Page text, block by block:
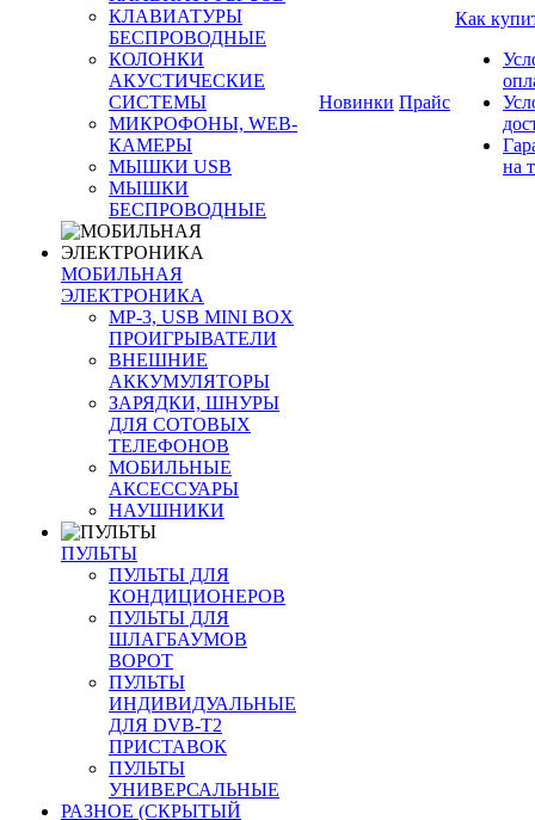
КЛАВИАТУРЫ
БЕСПРОВОДНЫЕ
КОЛОНКИ
АКУСТИЧЕСКИЕ
СИСТЕМЫ
МИКРОФОНЫ, WEB-
КАМЕРЫ
МЫШКИ USB
МЫШКИ
БЕСПРОВОДНЫЕ
МОБИЛЬНАЯ
ЭЛЕКТРОНИКА
MP-3, USB MINI BOX
ПРОИГРЫВАТЕЛИ
ВНЕШНИЕ
АККУМУЛЯТОРЫ
ЗАРЯДКИ, ШНУРЫ
ДЛЯ СОТОВЫХ
ТЕЛЕФОНОВ
МОБИЛЬНЫЕ
АКСЕССУАРЫ
НАУШНИКИ
ПУЛЬТЫ
ПУЛЬТЫ ДЛЯ
КОНДИЦИОНЕРОВ
ПУЛЬТЫ ДЛЯ
ШЛАГБАУМОВ
ВОРОТ
ПУЛЬТЫ
ИНДИВИДУАЛЬНЫЕ
ДЛЯ DVB-T2
ПРИСТАВОК
ПУЛЬТЫ
УНИВЕРСАЛЬНЫЕ
РАЗНОЕ (СКРЫТЫЙ
Новинки Прайс
Как
на